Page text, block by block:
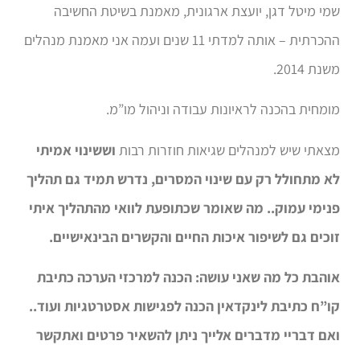
שמי מיטל דגן, יועצת ארגונית, מאמנת בשיטת החשיבה
ההכרתית – אותה למדתי 11 שנים ועמה אני מאמנת מנהלים
משנת 2014.
מומחית בהכנה לראיונות עבודה וניהול מו”מ.
מצאתי שיש למנהלים שגיאות חוזרות רבות וששינוי אמיתי
לא מתחולל רק עם שינוי המסרים, נדרש תמיד גם תהליך
פנימי עמוק.. מה שאומר שכתופעת לוואי מהתהליך איתי
זוכים גם לשיפור איכות החיים והקשרים הבינאישיים.
אוהבת כל מה שאני עושה: הכנה למרכזי הערכה כתיבת
קו”ח כתיבת לינקדאין הכנה לפגישות אסטרטגיות ועוד..
ואם דבריי מדברים אלייך ניתן להשאיר פרטים ואתקשר